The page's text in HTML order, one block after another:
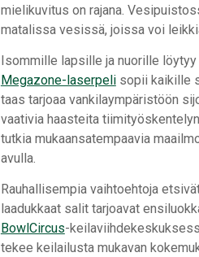
mielikuvitus on rajana.
matalissa vesissä, joissa voi
Isommille lapsille ja nuorille
Megazone-laserpelisopii kaikille
taas tarjoaa vankilaympäristöön
vaativia haasteita
tutkia mukaansatempaavia
avulla.
Rauhallisempia vaihtoehtoja
laadukkaat salit tarjoavat
BowlCircus-
tekee keilailusta mukavan